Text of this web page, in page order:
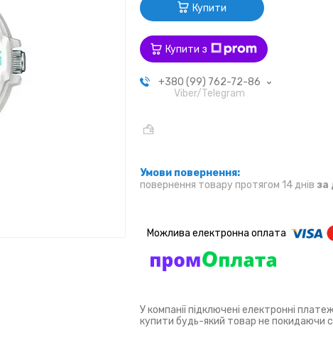
Купити
Купити з
+380 (99) 762-72-86
Viber/Telegram
повернення товару протягом 14 днів за
У компанії підключені електронні
купити будь-який товар не покидаючи